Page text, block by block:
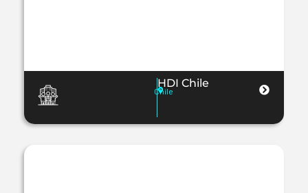
HDI Chile
Chile